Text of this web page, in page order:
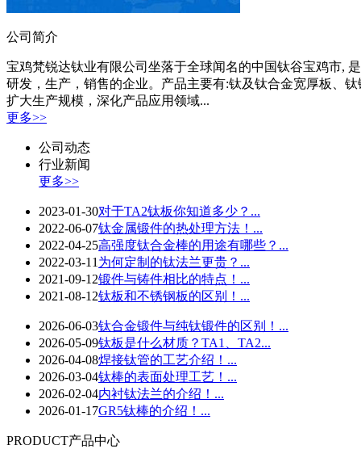
公司简介
宝鸡梵锐达钛业有限公司坐落于全球闻名的中国钛谷宝鸡市,
研发，生产，销售的企业。产品主要有:钛及钛合金宽厚板、
扩大生产规模，深化产品应用领域...
更多>>
公司动态
行业新闻
更多>>
2023-01-30对于TA2钛板你知道多少？...
2022-06-07钛金属锻件的热处理方法！...
2022-04-25高强度钛合金棒的用途有哪些？...
2022-03-11 为何定制的钛法兰更贵？...
2021-09-12锻件与铸件相比的特点！...
2021-08-12钛板和不锈钢板的区别！...
2026-06-03钛合金锻件与纯钛锻件的区别！...
2026-05-09钛板是什么材质？TA1、TA2...
2026-04-08焊接钛管的工艺介绍！...
2026-03-04钛棒的表面处理工艺！...
2026-02-04内衬钛法兰的介绍！...
2026-01-17GR5钛棒的介绍！...
PRODUCT产品中心